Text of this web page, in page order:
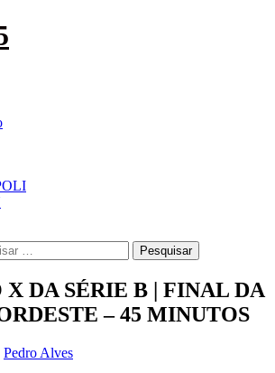
DA SÉRIE B | FINAL DA
– 45 MINUTOS
Pedro Alves